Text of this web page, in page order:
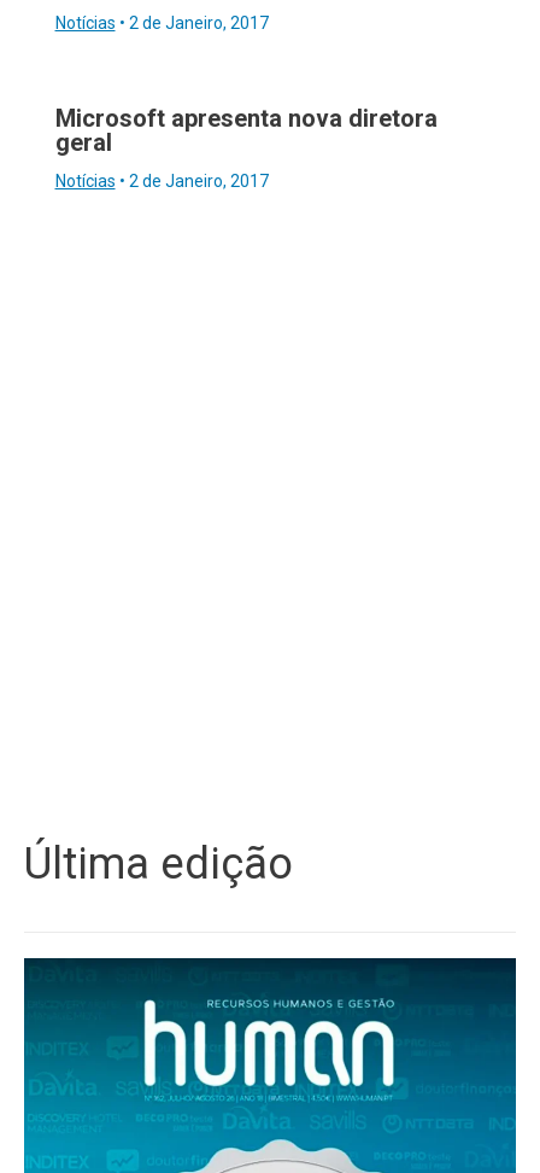
Notícias • 2 de Janeiro, 2017
Microsoft apresenta nova diretora
geral
Notícias • 2 de Janeiro, 2017
Última edição